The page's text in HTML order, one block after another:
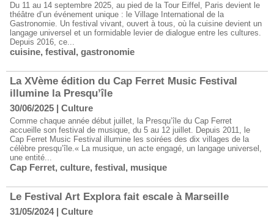
Du 11 au 14 septembre 2025, au pied de la Tour Eiffel, Paris devient le
théâtre d’un événement unique : le Village International de la
Gastronomie. Un festival vivant, ouvert à tous, où la cuisine devient un
langage universel et un formidable levier de dialogue entre les cultures.
Depuis 2016, ce...
cuisine, festival, gastronomie
La XVème édition du Cap Ferret Music Festival
illumine la Presqu’île
30/06/2025 | Culture
Comme chaque année début juillet, la Presqu’île du Cap Ferret
accueille son festival de musique, du 5 au 12 juillet. Depuis 2011, le
Cap Ferret Music Festival illumine les soirées des dix villages de la
célèbre presqu’île.« La musique, un acte engagé, un langage universel,
une entité...
Cap Ferret, culture, festival, musique
Le Festival Art Explora fait escale à Marseille
31/05/2024| Culture